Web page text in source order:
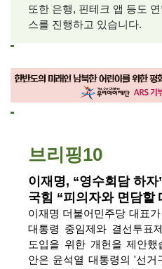
또한 은행, 핀테크 앱 등도
스를 진행하고 있습니다.
브리핑10
이재명, “영수회담 하자
국힘 “피의자와 면담할
이재명 더불어민주당 대표
대통령 중임제와 결선투표
도입을 위한 개헌을 제안했
안은 윤석열 대통령의 '선거